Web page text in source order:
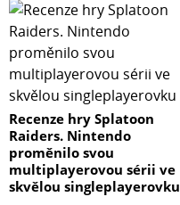
Recenze hry Splatoon
Raiders. Nintendo
proměnilo svou
multiplayerovou sérii ve
skvělou singleplayerovku